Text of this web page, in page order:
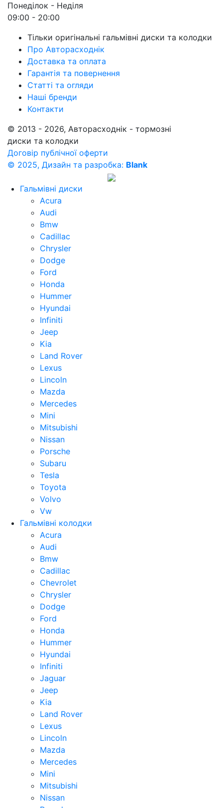
Понеділок - Неділя
09:00 - 20:00
Тільки оригінальні гальмівні диски та колодки
Про Авторасходнік
Доставка та оплата
Гарантія та повернення
Статті та огляди
Наші бренди
Контакти
© 2013 - 2026, Авторасходнік - тормозні
диски та колодки
Договір публічної оферти
© 2025, Дизайн та разробка: Blank
Гальмівні диски
Acura
Audi
Bmw
Cadillac
Chrysler
Dodge
Ford
Honda
Hummer
Hyundai
Infiniti
Jeep
Kia
Land Rover
Lexus
Lincoln
Mazda
Mercedes
Mini
Mitsubishi
Nissan
Porsche
Subaru
Tesla
Toyota
Volvo
Vw
Гальмівні колодки
Acura
Audi
Bmw
Cadillac
Chevrolet
Chrysler
Dodge
Ford
Honda
Hummer
Hyundai
Infiniti
Jaguar
Jeep
Kia
Land Rover
Lexus
Lincoln
Mazda
Mercedes
Mini
Mitsubishi
Nissan